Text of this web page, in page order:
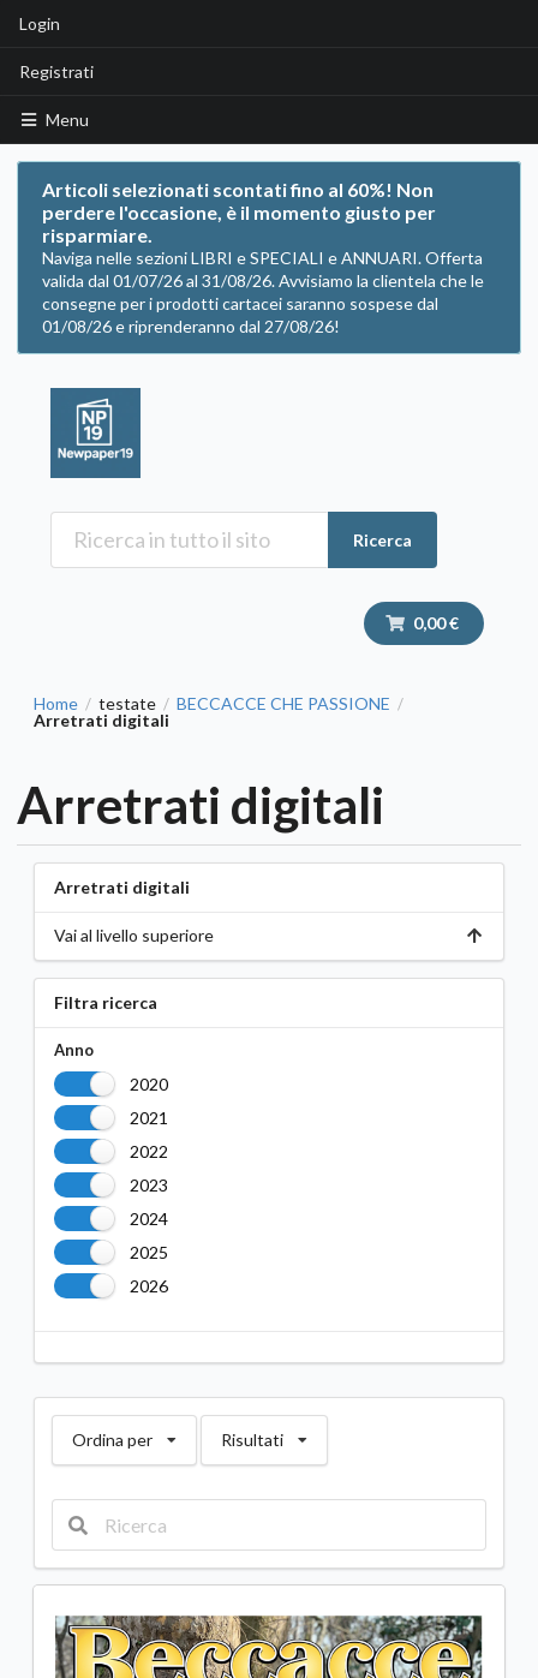
Login
Registrati
Menu
Articoli selezionati scontati fino al 60%! Non
perdere l'occasione, è il momento giusto per
risparmiare.
Naviga nelle sezioni LIBRI e SPECIALI e ANNUARI. Offerta
valida dal 01/07/26 al 31/08/26. Avvisiamo la clientela che le
consegne per i prodotti cartacei saranno sospese dal
01/08/26 e riprenderanno dal 27/08/26!
Ricerca
0,00 €
Home / testate / BECCACCE CHE PASSIONE /
Arretrati digitali
Arretrati digitali
Arretrati digitali
Vai al livello superiore
Filtra ricerca
Anno
2020
2021
2022
2023
2024
2025
2026
Ordina per Risultati